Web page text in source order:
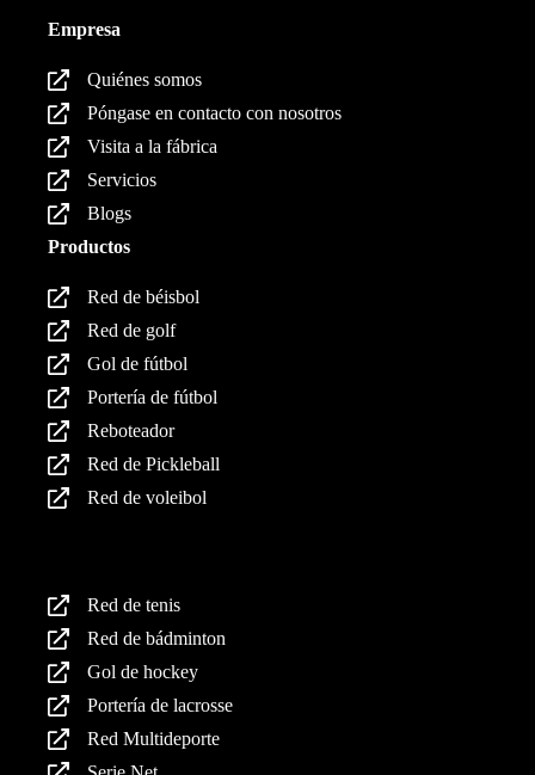
Empresa
Quiénes somos
Póngase en contacto con nosotros
Visita a la fábrica
Servicios
Blogs
Productos
Red de béisbol
Red de golf
Gol de fútbol
Portería de fútbol
Reboteador
Red de Pickleball
Red de voleibol
Red de tenis
Red de bádminton
Gol de hockey
Portería de lacrosse
Red Multideporte